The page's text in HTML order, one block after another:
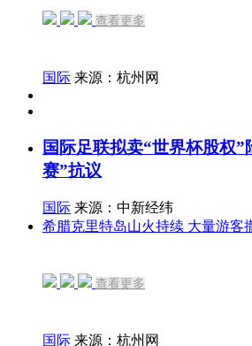
查看更多
国际 来源：杭州网
国际足联拟卖“世界杯股权”
赛”抗议
国际 来源：中新经纬
希腊克里特岛山火持续 大量游客
查看更多
国际 来源：杭州网